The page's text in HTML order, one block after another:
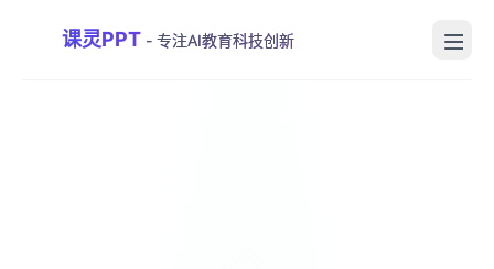
课灵PPT - 专注AI教育科技创新